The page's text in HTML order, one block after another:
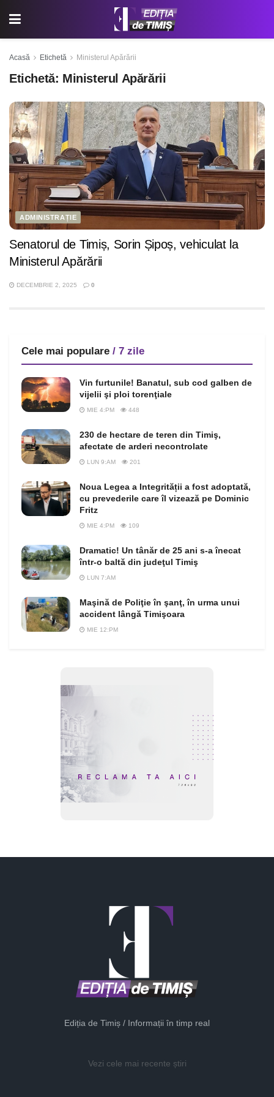
Acasă Etichetă Ministerul Apărării
Etichetă: Ministerul Apărării
ADMINISTRAȚIE
Senatorul de Timiș, Sorin Șipoș, vehiculat la
Ministerul Apărării
DECEMBRIE 2, 2025 0
Cele mai populare / 7 zile
Vin furtunile! Banatul, sub cod galben de
vijelii şi ploi torenţiale
MIE 4:PM 448
230 de hectare de teren din Timiş,
afectate de arderi necontrolate
LUN 9:AM 201
Noua Legea a Integrității a fost adoptată,
cu prevederile care îl vizează pe Dominic
Fritz
MIE 4:PM 109
Dramatic! Un tânăr de 25 ani s-a înecat
într-o baltă din judeţul Timiş
LUN 7:AM
Maşină de Poliţie în şanţ, în urma unui
accident lângă Timişoara
MIE 12:PM
Ediția de Timiș / Informații în timp real
Vezi cele mai recente știri